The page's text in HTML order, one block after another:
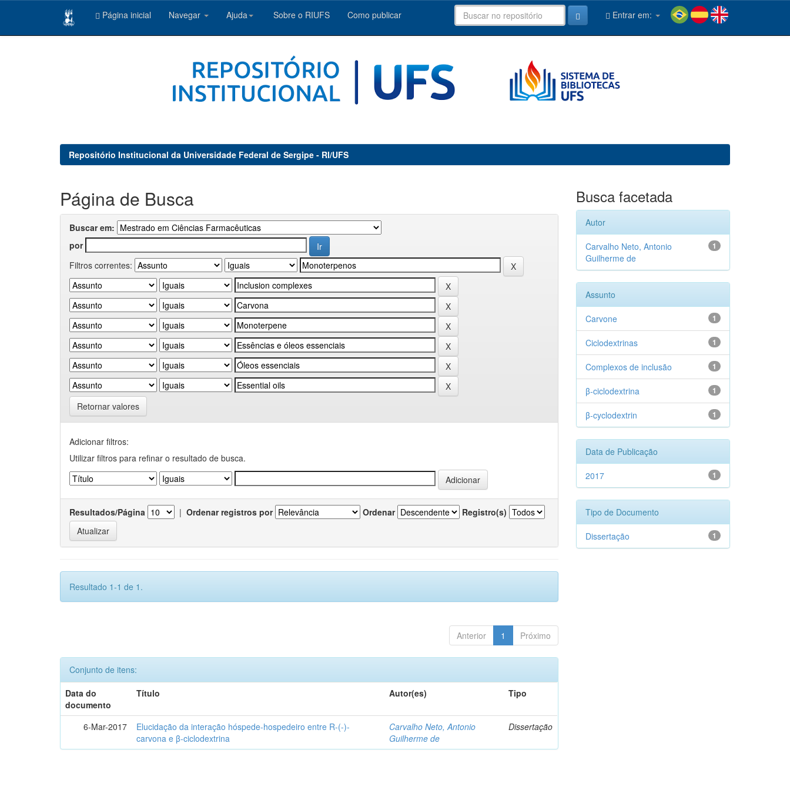
Página inicial Navegar Ajuda Sobre o RIUFS Como publicar Entrar em:
Repositório Institucional da Universidade Federal de Sergipe - RI/UFS
Página de Busca
Buscar em:
por
Filtros correntes:
Retornar valores
Adicionar filtros:
Utilizar filtros para refinar o resultado de busca.
Resultados/Página | Ordenar registros por Ordenar Registro(s)
Resultado 1-1 de 1.
Anterior 1 Próximo
Conjunto de itens:
Data do
documento
Título Autor(es) Tipo
6-Mar-2017
Elucidação da interação hóspede-hospedeiro entre R-(-)-
carvona e β-ciclodextrina
Carvalho Neto, Antonio
Guilherme de
Dissertação
Busca facetada
Autor
1
Carvalho Neto, Antonio
Guilherme de
Assunto
1
Carvone
1
Ciclodextrinas
1
Complexos de inclusão
1
β-ciclodextrina
1
β-cyclodextrin
Data de Publicação
1
2017
Tipo de Documento
1
Dissertação